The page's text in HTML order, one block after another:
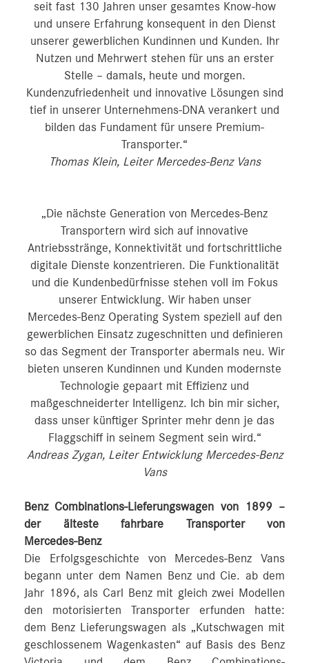
seit fast 130 Jahren unser gesamtes Know-how
und unsere Erfahrung konsequent in den Dienst
unserer gewerblichen Kundinnen und Kunden. Ihr
Nutzen und Mehrwert stehen für uns an erster
Stelle – damals, heute und morgen.
Kundenzufriedenheit und innovative Lösungen sind
tief in unserer Unternehmens-DNA verankert und
bilden das Fundament für unsere Premium-
Transporter.“
Thomas Klein, Leiter Mercedes-Benz Vans
„Die nächste Generation von Mercedes‑Benz
Transportern wird sich auf innovative
Antriebsstränge, Konnektivität und fortschrittliche
digitale Dienste konzentrieren. Die Funktionalität
und die Kundenbedürfnisse stehen voll im Fokus
unserer Entwicklung. Wir haben unser
Mercedes‑Benz Operating System speziell auf den
gewerblichen Einsatz zugeschnitten und definieren
so das Segment der Transporter abermals neu. Wir
bieten unseren Kundinnen und Kunden modernste
Technologie gepaart mit Effizienz und
maßgeschneiderter Intelligenz. Ich bin mir sicher,
dass unser künftiger Sprinter mehr denn je das
Flaggschiff in seinem Segment sein wird.“
Andreas Zygan, Leiter Entwicklung Mercedes-Benz
Vans
Benz Combinations-Lieferungswagen von 1899 –
der älteste fahrbare Transporter von
Mercedes‑Benz
Die Erfolgsgeschichte von Mercedes-Benz Vans
begann unter dem Namen Benz und Cie. ab dem
Jahr 1896, als Carl Benz mit gleich zwei Modellen
den motorisierten Transporter erfunden hatte:
dem Benz Lieferungswagen als „Kutschwagen mit
geschlossenem Wagenkasten“ auf Basis des Benz